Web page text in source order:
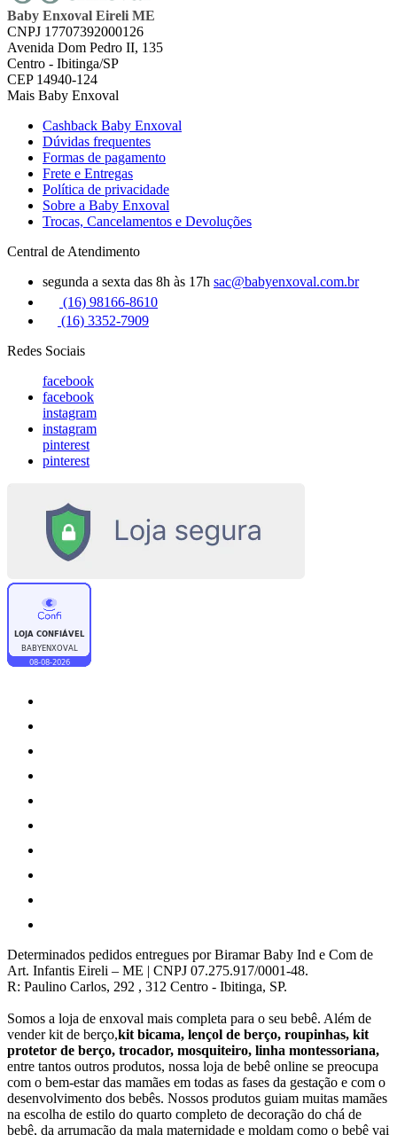
Baby Enxoval Eireli ME
CNPJ 17707392000126
Avenida Dom Pedro II, 135
Centro - Ibitinga/SP
CEP 14940-124
Mais Baby Enxoval
Cashback Baby Enxoval
Dúvidas frequentes
Formas de pagamento
Frete e Entregas
Política de privacidade
Sobre a Baby Enxoval
Trocas, Cancelamentos e Devoluções
Central de Atendimento
segunda a sexta das 8h às 17h sac@babyenxoval.com.br
(16) 98166-8610
(16) 3352-7909
Redes Sociais
facebook
facebook
instagram
instagram
pinterest
pinterest
Determinados pedidos entregues por Biramar Baby Ind e Com de
Art. Infantis Eireli – ME | CNPJ 07.275.917/0001-48.
R: Paulino Carlos, 292 , 312 Centro - Ibitinga, SP.
Somos a loja de enxoval mais completa para o seu bebê. Além de
vender kit de berço,kit bicama, lençol de berço, roupinhas, kit
protetor de berço, trocador, mosquiteiro, linha montessoriana,
entre tantos outros produtos, nossa loja de bebê online se preocupa
com o bem-estar das mamães em todas as fases da gestação e com o
desenvolvimento dos bebês. Nossos produtos guiam muitas mamães
na escolha de estilo do quarto completo de decoração do chá de
bebê, da arrumação da mala maternidade e moldam como o bebê vai